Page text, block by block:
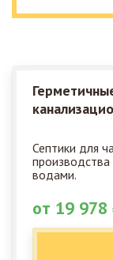
Септики для
водами.
от 19 978